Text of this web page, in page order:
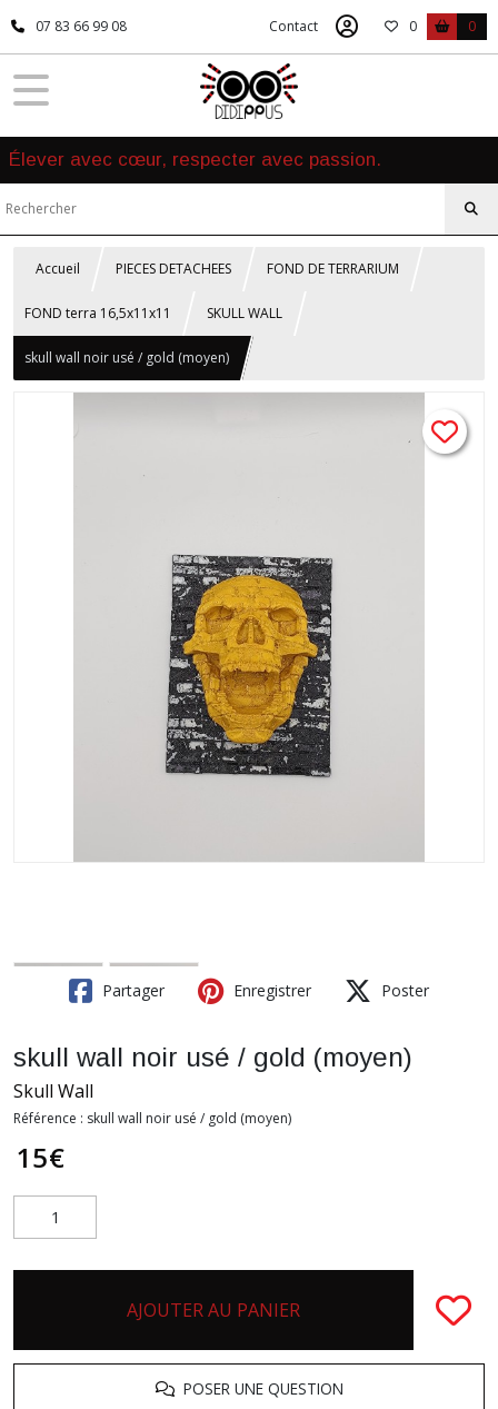
07 83 66 99 08 Contact 0 0
Élever avec cœur, respecter avec passion.
Accueil PIECES DETACHEES FOND DE TERRARIUM
FOND terra 16,5x11x11 SKULL WALL
skull wall noir usé / gold (moyen)
Partager Enregistrer Poster
skull wall noir usé / gold (moyen)
Skull Wall
Référence : skull wall noir usé / gold (moyen)
15€
AJOUTER AU PANIER
POSER UNE QUESTION